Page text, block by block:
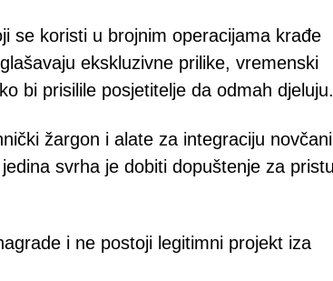
se koristi u brojnim operacijama krađe
ekskluzivne prilike, vremenski
bi prisilile posjetitelje da odmah djeluju.
žargon i alate za integraciju
svrha je dobiti dopuštenje za
i ne postoji legitimni projekt iza